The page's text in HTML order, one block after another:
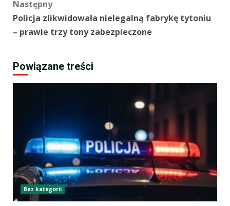
Następny
Policja zlikwidowała nielegalną fabrykę tytoniu
– prawie trzy tony zabezpieczone
Powiązane treści
Bez kategorii